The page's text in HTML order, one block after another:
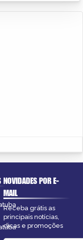
NOVIDADES POR E-
MAIL
Receba grátis as
principais notícias,
dicas e promoções